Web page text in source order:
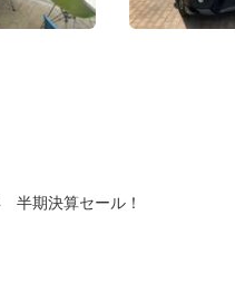
半期決算セール！